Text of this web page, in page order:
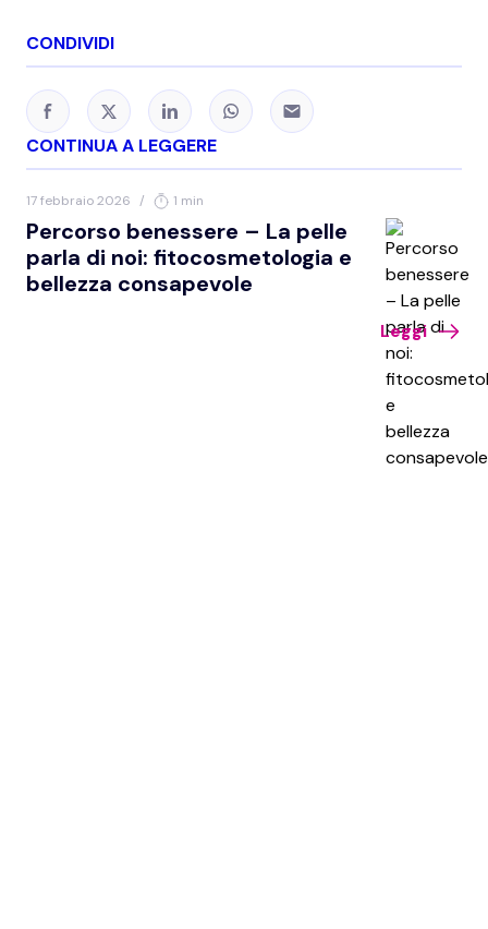
CONTINUA A LEGGERE
17 febbraio 2026 / 1 min
Percorso benessere – La pelle
parla di noi: fitocosmetologia e
bellezza consapevole
Leggi
CONDIVIDI